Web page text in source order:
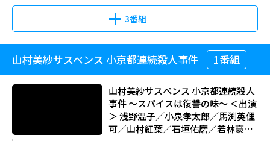
橋田壽賀子ドラマ「渡る世間は鬼ば
かり」(第9シリーズ) #17[字]
08/13(木)11:00～12:00
橋田壽賀子脚本による国民的ホームドラマ第9シリーズ。嫁いだ5人の娘た
ちと父親を中心に、それぞれの家庭や周囲の人々の暮らしを描く。
09/06(日)09:00～10:40
内田康夫原作・浅見光彦シリーズ第13弾。明石原人発掘調査に絡む女性記
れる最後の作品となった。女性ゲストは馬渕英里何、物語のキーパーソン・
田中実と網浜直子、最初は光彦を煙たがるおなじみの地元警察に柳沢慎吾と
金田明夫という豪華な顔ぶれで、ドラマを盛り上げる。そして、シリーズの
特徴でもある地元の情報も満載。明石海峡大橋や明石焼き、須磨寺や神戸・
3番組
[映]娼年（R-15版）＜R-15＞
08/13(木)01:55～04:00
山村美紗サスペンス 小京都連続殺人事件 1番組
山村美紗サスペンス 小京都連続殺人
事件 ～スパイスは復讐の味～ ＜出演
＞ 浅野温子／小泉孝太郎／馬渕英俚
可／山村紅葉／石垣佑磨／若林豪／